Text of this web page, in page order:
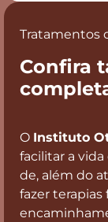
Tratamentos
Confira
O Instituto
facilitar a
de, além do
fazer